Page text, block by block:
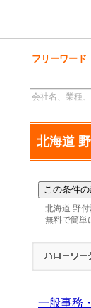
フリーワード
会社名、業種
北海道
北海道 野
無料で簡単
一般事務